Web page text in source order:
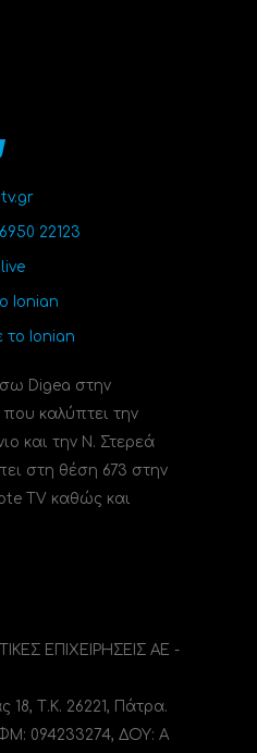
22123
Ionian
το Ionian
Digea στην
καλύπτει την
και την Ν. Στερεά
στη θέση 673 στην
TV καθώς και
ΕΠΙΧΕΙΡΗΣΕΙΣ ΑΕ -
Τ.Κ. 26221, Πάτρα.
094233274, ΔΟΥ: A